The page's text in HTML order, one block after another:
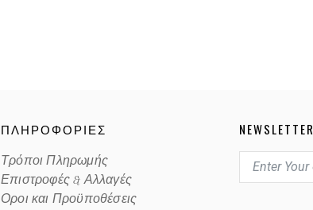
ΠΛΗΡΟΦΟΡΙΕΣ
Τρόποι Πληρωμής
Επιστροφές & Αλλαγές
Οροι και Προϋποθέσεις
NEWSLETTER